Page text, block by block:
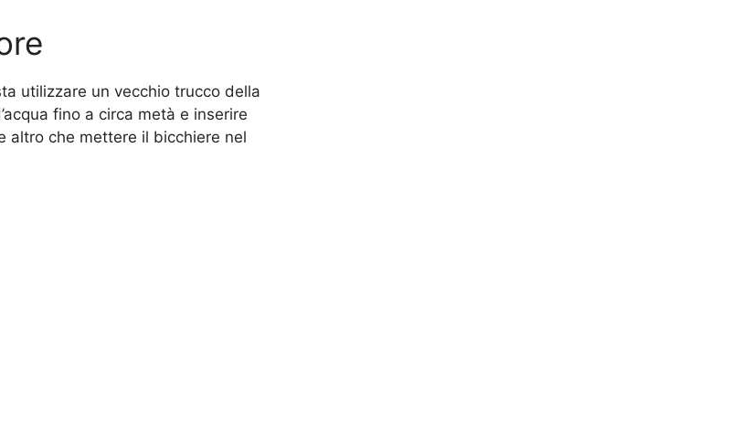
utilizzare un vecchio trucco della
fino a circa metà e inserire
altro che mettere il bicchiere nel